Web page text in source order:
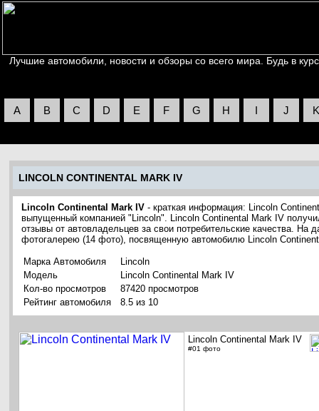
Лучшие автомобили, новости и обзоры со всего мира. Будь в
A B C D E F G H I J K
LINCOLN CONTINENTAL MARK IV
Lincoln Continental Mark IV - краткая информация: Lincoln
выпущенный компанией "Lincoln". Lincoln Continental Mark IV
отзывы от автовладельцев за свои потребительские качества. На
фотогалерею (14 фото), посвященную автомобилю Lincoln
Марка Автомобиля
Lincoln
Модель
Lincoln Continental Mark IV
Кол-во просмотров
87420 просмотров
Рейтинг автомобиля
8.5 из 10
Lincoln Continental Mark IV
#01 фото